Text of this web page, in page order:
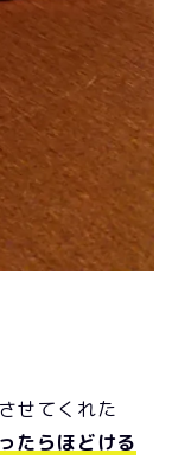
せてくれた
たらほどける